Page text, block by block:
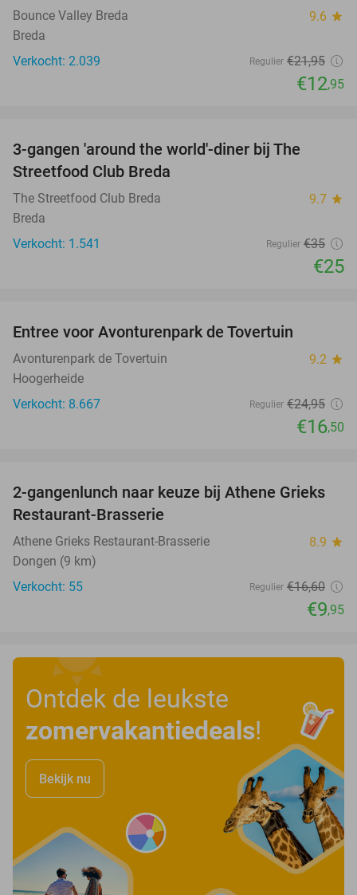
Bounce Valley Breda 9.6 star
Breda
Verkocht: 2.039
Regulier €21,95
€12,95
3-gangen 'around the world'-diner bij The
Streetfood Club Breda
The Streetfood Club Breda 9.7 star
Breda
Verkocht: 1.541
Regulier €35
€25
Entree voor Avonturenpark de Tovertuin
Avonturenpark de Tovertuin 9.2 star
Hoogerheide
Verkocht: 8.667
Regulier €24,95
€16,50
40%
2-gangenlunch naar keuze bij Athene Grieks
Restaurant-Brasserie
Athene Grieks Restaurant-Brasserie 8.9 star
Dongen (9 km)
Verkocht: 55
Regulier €16,60
€9,95
Ontdek de leukste
zomervakantiedeals!
Bekijk nu